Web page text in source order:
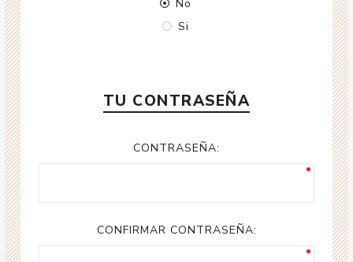
No
Si
TU CONTRASEÑA
CONTRASEÑA:
CONFIRMAR CONTRASEÑA: